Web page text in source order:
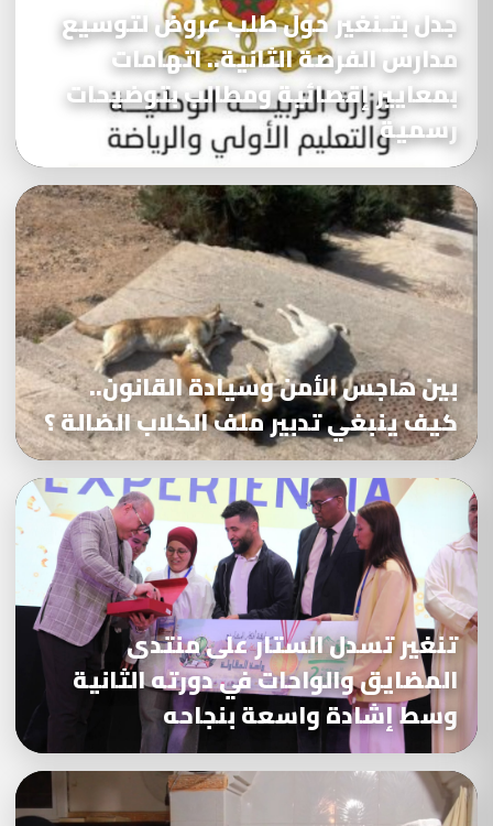
جدل بتـنغير حول طلب عروض لتوسيع
مدارس الفرصة الثانية.. اتهامات
بمعايير إقصائية ومطالب بتوضيحات
رسمية
بين هاجس الأمن وسيادة القانون..
كيف ينبغي تدبير ملف الكلاب الضالة ؟
تنغير تسدل الستار على منتدى
المضايق والواحات في دورته الثانية
وسط إشادة واسعة بنجاحه